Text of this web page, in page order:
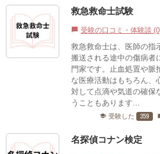
救急救命士試験
chat_bubble 受験の口コミ・体験談
救急救命士は、医師の指
搬送される途中の傷病者
門家です。止血処置や脈
な医療活動はもちろん、
対して点滴や気道の確保
うこともあります...
school 受験した 359
名探偵コナン検定